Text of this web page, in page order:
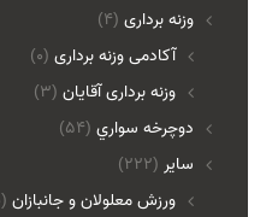
(4) وزنه برداری
آکادمی وزنه برداری (0)
وزنه برداری آقایان (3)
(54) دوچرخه سواري
(222) ساير
ورزش معلولان و جانبازان (10)